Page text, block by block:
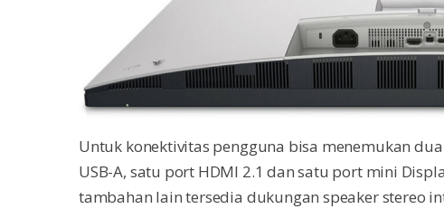
Untuk konektivitas pengguna bisa menemukan
USB-A, satu port HDMI 2.1 dan satu port mini
tambahan lain tersedia dukungan speaker stereo